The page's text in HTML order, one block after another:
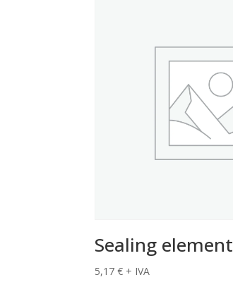
Sealing element
5,17€ + IVA